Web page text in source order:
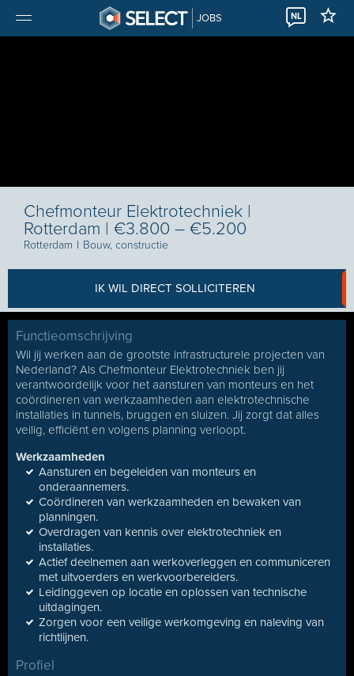
JOBS NL
Chefmonteur Elektrotechniek |
Rotterdam | €3.800 – €5.200
Rotterdam I Bouw, constructie
IK WIL DIRECT SOLLICITEREN
Functieomschrijving
Wil jij werken aan de grootste infrastructurele projecten van
Nederland? Als Chefmonteur Elektrotechniek ben jij
verantwoordelijk voor het aansturen van monteurs en het
coördineren van werkzaamheden aan elektrotechnische
installaties in tunnels, bruggen en sluizen. Jij zorgt dat alles
veilig, efficiënt en volgens planning verloopt.
Werkzaamheden
Aansturen en begeleiden van monteurs en
onderaannemers.
Coördineren van werkzaamheden en bewaken van
planningen.
Overdragen van kennis over elektrotechniek en
installaties.
Actief deelnemen aan werkoverleggen en communiceren
met uitvoerders en werkvoorbereiders.
Leidinggeven op locatie en oplossen van technische
uitdagingen.
Zorgen voor een veilige werkomgeving en naleving van
richtlijnen.
Profiel